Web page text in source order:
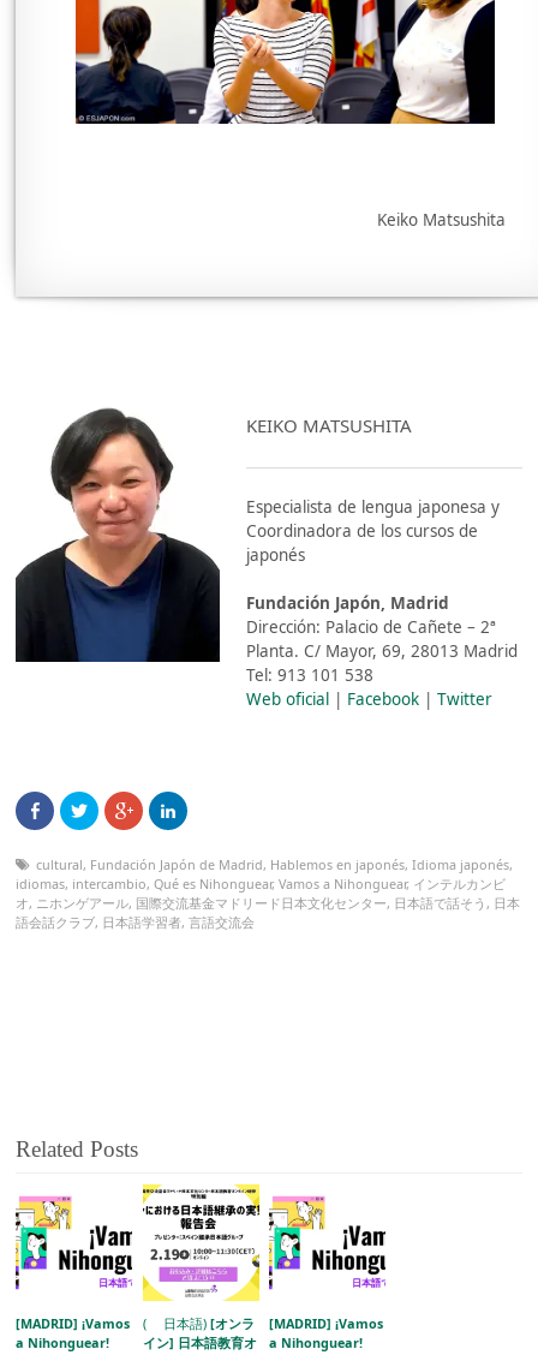
Keiko Matsushita
KEIKO MATSUSHITA
Especialista de lengua japonesa y
Coordinadora de los cursos de
japonés
Fundación Japón, Madrid
Dirección: Palacio de Cañete – 2ª
Planta. C/ Mayor, 69, 28013 Madrid
Tel: 913 101 538
Web oficial | Facebook |Twitter
cultural, Fundación Japón de Madrid, Hablemos en japonés,Idioma japonés,
idiomas, intercambio,Qué es Nihonguear,Vamos a Nihonguear, インテルカンビ
オ, ニホンゲアール, 国際交流基金マドリード日本文化センター, 日本語で話そう, 日本
語会話クラブ, 日本語学習者,言語交流会
Related Posts
[MADRID] ¡Vamos
a Nihonguear!
( 日本語) [オンラ
イン] 日本語教育オ
[MADRID] ¡Vamos
a Nihonguear!